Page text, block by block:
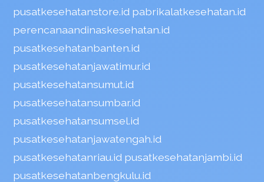
pusatkesehatanstore.id pabrikalatkesehatan.id
perencanaandinaskesehatan.id
pusatkesehatanbanten.id
pusatkesehatanjawatimur.id
pusatkesehatansumut.id
pusatkesehatansumbar.id
pusatkesehatansumsel.id
pusatkesehatanjawatengah.id
pusatkesehatanriau.id pusatkesehatanjambi.id
pusatkesehatanbengkulu.id